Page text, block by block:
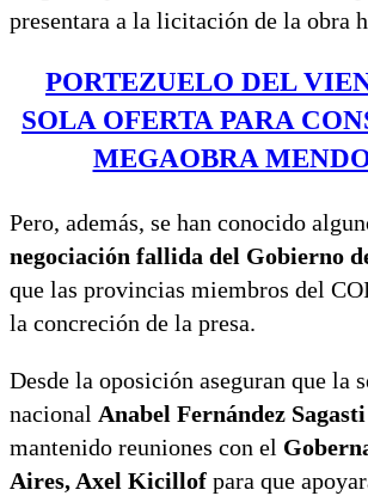
presentara a la licitación de la obra
PORTEZUELO DEL
SOLA OFERTA PARA
MEGAOBRA
Pero, además, se han conocido
negociación fallida del Gobierno
que las provincias miembros del
la concreción de la presa.
Desde la oposición aseguran que la
nacional Anabel Fernández Sagasti
mantenido reuniones con el
Aires, Axel Kicillof para que